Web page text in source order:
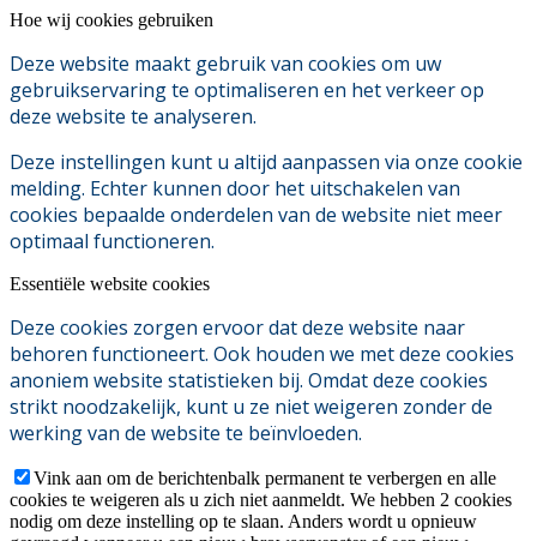
Hoe wij cookies gebruiken
Deze website maakt gebruik van cookies om uw
gebruikservaring te optimaliseren en het verkeer op
deze website te analyseren.
Deze instellingen kunt u altijd aanpassen via onze cookie
melding. Echter kunnen door het uitschakelen van
cookies bepaalde onderdelen van de website niet meer
optimaal functioneren.
Essentiële website cookies
Deze cookies zorgen ervoor dat deze website naar
behoren functioneert. Ook houden we met deze cookies
anoniem website statistieken bij. Omdat deze cookies
strikt noodzakelijk, kunt u ze niet weigeren zonder de
werking van de website te beïnvloeden.
Vink aan om de berichtenbalk permanent te verbergen en alle
cookies te weigeren als u zich niet aanmeldt. We hebben 2 cookies
nodig om deze instelling op te slaan. Anders wordt u opnieuw